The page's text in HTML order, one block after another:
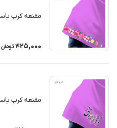
مقنعه کرپ یاسی قد 90 طرح ریسه گل
425,000 تومان
مقنعه کرپ یاسی قد 90 طرح شعر